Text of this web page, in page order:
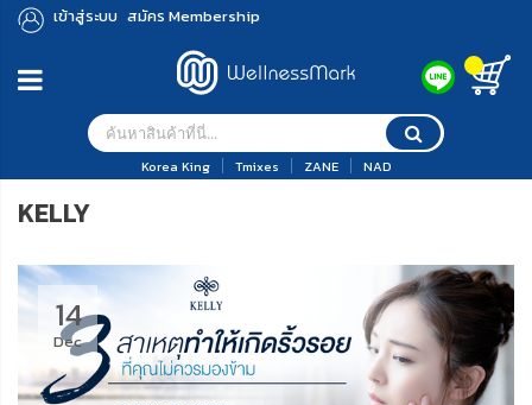
เข้าสู่ระบบ สมัคร Membership
Korea King Tmixes ZANE NAD
KELLY
14
Dec